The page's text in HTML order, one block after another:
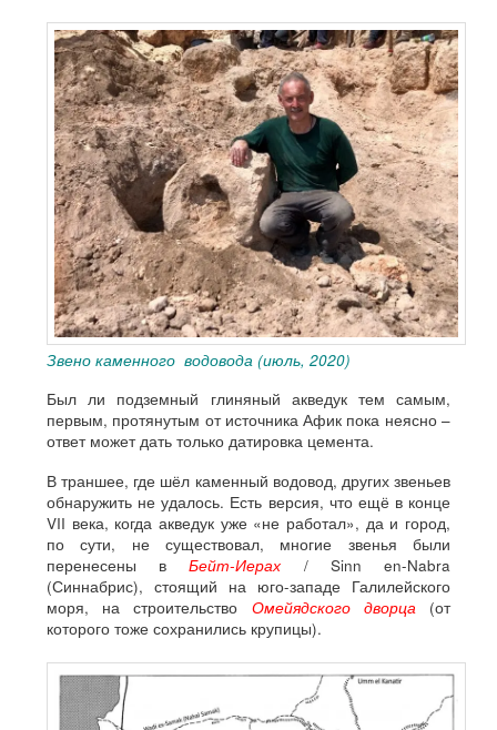
Звено каменного водовода (июль, 2020)
Был ли подземный глиняный акведук тем самым,
первым, протянутым от источника Афик пока неясно –
ответ может дать только датировка цемента.
В траншее, где шёл каменный водовод, других звеньев
обнаружить не удалось. Есть версия, что ещё в конце
VII века, когда акведук уже «не работал», да и город,
по сути, не существовал, многие звенья были
перенесены в Бейт-Иерах / Sinn en-Nabra
(Синнабрис), стоящий на юго-западе Галилейского
моря, на строительство Омейядского дворца
(от
которого тоже сохранились крупицы).